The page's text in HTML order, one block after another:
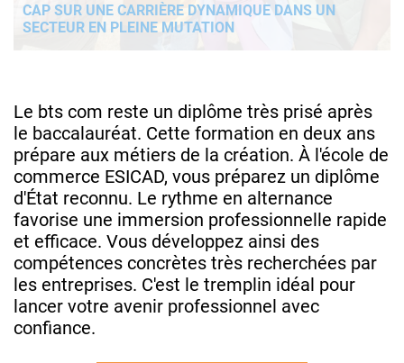
CAP SUR UNE CARRIÈRE DYNAMIQUE DANS UN
SECTEUR EN PLEINE MUTATION
Le bts com reste un diplôme très prisé après
le baccalauréat. Cette formation en deux ans
prépare aux métiers de la création. À l'école de
commerce ESICAD, vous préparez un diplôme
d'État reconnu. Le rythme en alternance
favorise une immersion professionnelle rapide
et efficace. Vous développez ainsi des
compétences concrètes très recherchées par
les entreprises. C'est le tremplin idéal pour
lancer votre avenir professionnel avec
confiance.